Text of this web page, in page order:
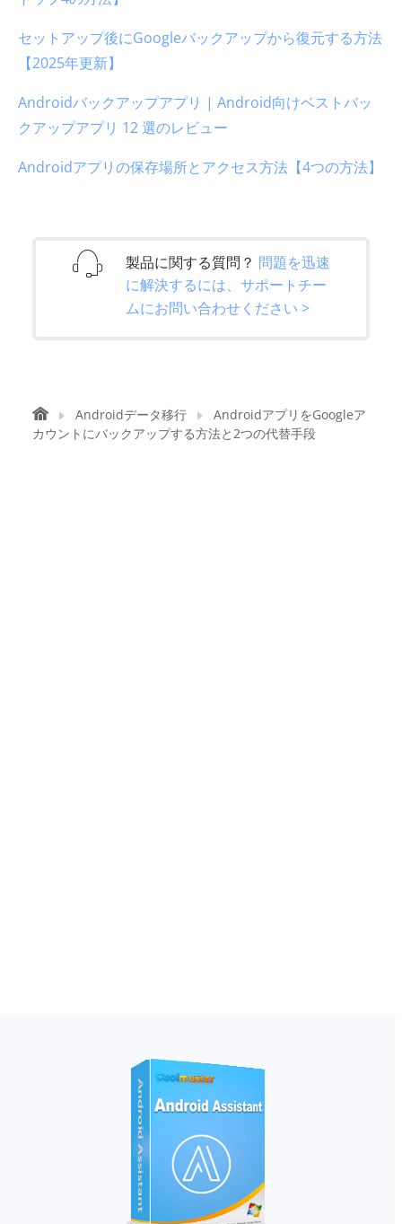
セットアップ後にGoogleバックアップから復元する方法
【2025年更新】
Androidバックアップアプリ | Android向けベストバッ
クアップアプリ 12 選のレビュー
Androidアプリの保存場所とアクセス方法【4つの方法】
製品に関する質問？ 問題を迅速
に解決するには、サポートチー
ムにお問い合わせください >
Androidデータ移行
AndroidアプリをGoogleア
カウントにバックアップする方法と2つの代替手段